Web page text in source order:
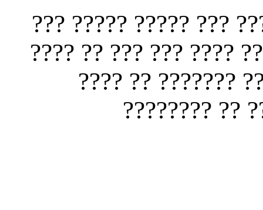
???? ???? ??? ?????
???? ???? ?? ??????
????? ?? ???????
????? ?